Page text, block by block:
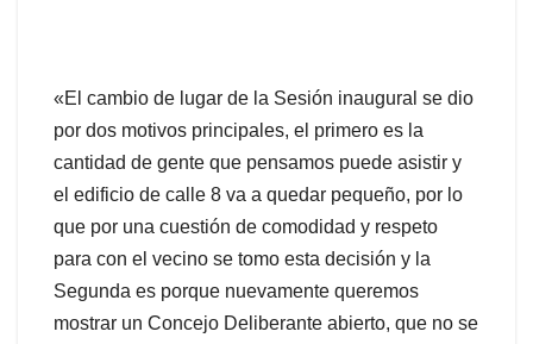
«El cambio de lugar de la Sesión inaugural se dio
por dos motivos principales, el primero es la
cantidad de gente que pensamos puede asistir y
el edificio de calle 8 va a quedar pequeño, por lo
que por una cuestión de comodidad y respeto
para con el vecino se tomo esta decisión y la
Segunda es porque nuevamente queremos
mostrar un Concejo Deliberante abierto, que no se